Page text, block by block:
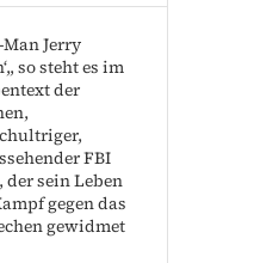
Man Jerry
so steht es im
der
FBI
der sein Leben
gegen das
gewidmet